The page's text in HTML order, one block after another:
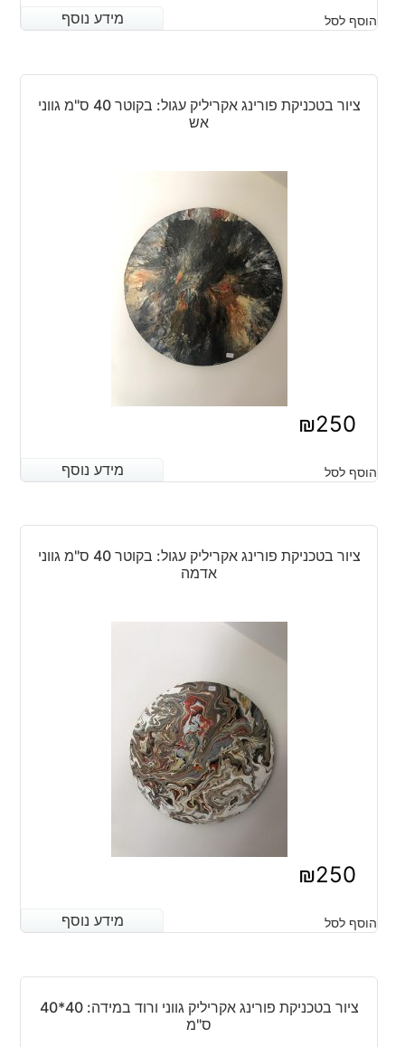
מידע נוסף הוסף לסל מידע נוסף
ציור בטכניקת פורינג אקריליק עגול: בקוטר 40 ס"מ גווני
אש
₪250
מידע נוסף הוסף לסל מידע נוסף
ציור בטכניקת פורינג אקריליק עגול: בקוטר 40 ס"מ גווני
אדמה
₪250
מידע נוסף הוסף לסל מידע נוסף
ציור בטכניקת פורינג אקריליק גווני ורוד במידה: 40*40
ס"מ